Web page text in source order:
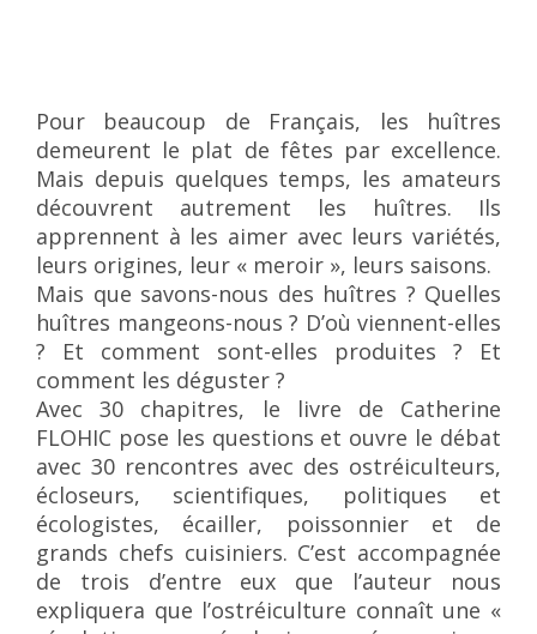
Pour beaucoup de Français, les huîtres
demeurent le plat de fêtes par excellence.
Mais depuis quelques temps, les amateurs
découvrent autrement les huîtres. Ils
apprennent à les aimer avec leurs variétés,
leurs origines, leur « meroir », leurs saisons.
Mais que savons-nous des huîtres ? Quelles
huîtres mangeons-nous ? D’où viennent-elles
? Et comment sont-elles produites ? Et
comment les déguster ?
Avec 30 chapitres, le livre de Catherine
FLOHIC pose les questions et ouvre le débat
avec 30 rencontres avec des ostréiculteurs,
écloseurs, scientifiques, politiques et
écologistes, écailler, poissonnier et de
grands chefs cuisiniers. C’est accompagnée
de trois d’entre eux que l’auteur nous
expliquera que l’ostréiculture connaît une «